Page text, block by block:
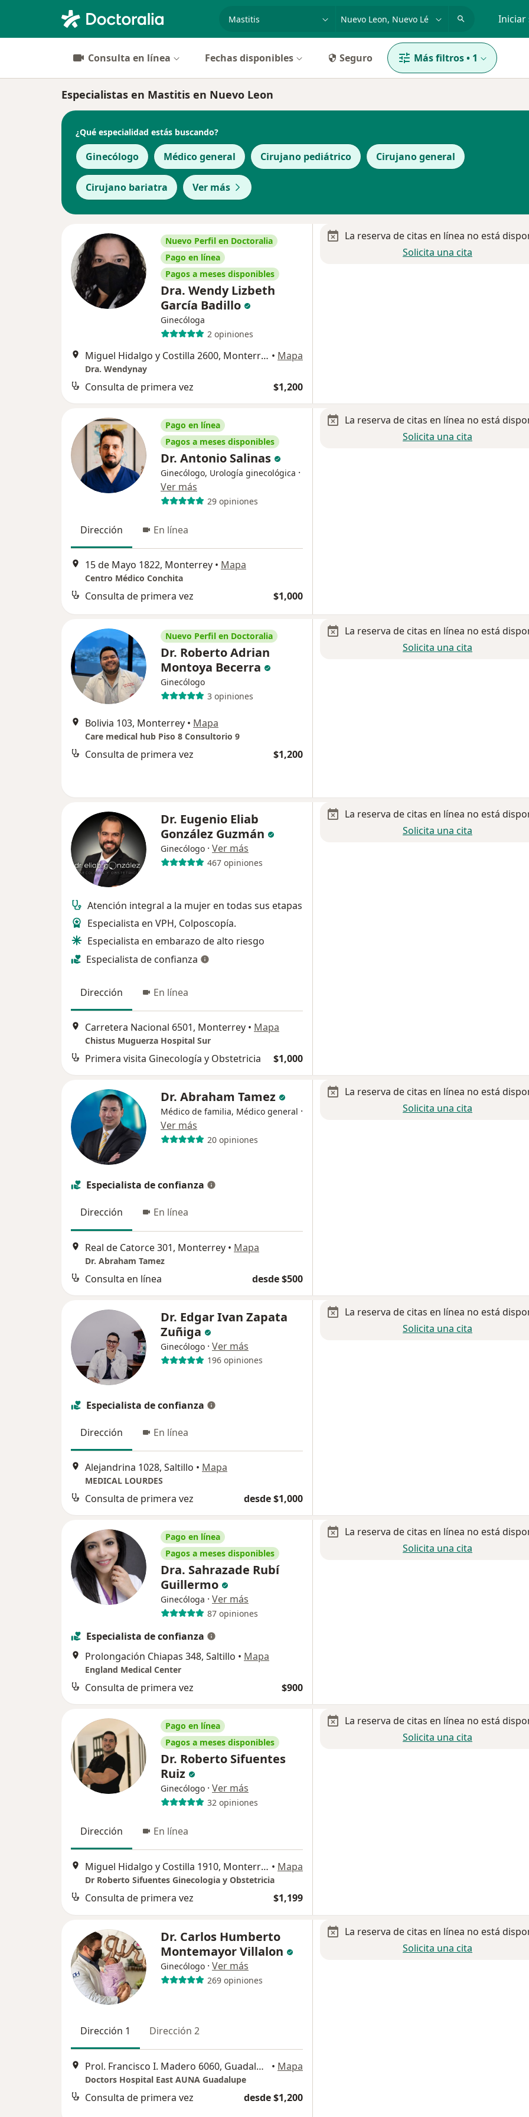
Iniciar
Consulta en línea Fechas disponibles Seguro Más filtros• 1
Especialistas en Mastitis en Nuevo Leon
¿Qué especialidad estás buscando?
Ginecólogo Médico general Cirujano pediátrico Cirujano general
Cirujano bariatra Ver más
Nuevo Perfil en Doctoralia
Pago en línea
Pagos a meses disponibles
Dra. Wendy Lizbeth
García Badillo
Ginecóloga
2 opiniones
Miguel Hidalgo y Costilla 2600, Monterrey • Mapa
Dra. Wendynay
Consulta de primera vez $1,200
La reserva de citas en línea no está
Solicita una cita
Pago en línea
Pagos a meses disponibles
Dr. Antonio Salinas
Ginecólogo, Urología ginecológica ·
Ver más
29 opiniones
Dirección En línea
15 de Mayo 1822, Monterrey • Mapa
Centro Médico Conchita
Consulta de primera vez $1,000
La reserva de citas en línea no está
Solicita una cita
Nuevo Perfil en Doctoralia
Dr. Roberto Adrian
Montoya Becerra
Ginecólogo
3 opiniones
Bolivia 103, Monterrey • Mapa
Care medical hub Piso 8 Consultorio 9
Consulta de primera vez $1,200
La reserva de citas en línea no está
Solicita una cita
Dr. Eugenio Eliab
González Guzmán
Ginecólogo · Ver más
467 opiniones
Atención integral a la mujer en todas sus etapas
Especialista en VPH, Colposcopía.
Especialista en embarazo de alto riesgo
Especialista de confianza
Dirección En línea
Carretera Nacional 6501, Monterrey • Mapa
Chistus Muguerza Hospital Sur
Primera visita Ginecología y Obstetricia $1,000
La reserva de citas en línea no está
Solicita una cita
Dr. Abraham Tamez
Médico de familia, Médico general ·
Ver más
20 opiniones
Especialista de confianza
Dirección En línea
Real de Catorce 301, Monterrey • Mapa
Dr. Abraham Tamez
Consulta en línea desde $500
La reserva de citas en línea no está
Solicita una cita
Dr. Edgar Ivan Zapata
Zuñiga
Ginecólogo · Ver más
196 opiniones
Especialista de confianza
Dirección En línea
Alejandrina 1028, Saltillo • Mapa
MEDICAL LOURDES
Consulta de primera vez desde $1,000
La reserva de citas en línea no está
Solicita una cita
Pago en línea
Pagos a meses disponibles
Dra. Sahrazade Rubí
Guillermo
Ginecóloga · Ver más
87 opiniones
Especialista de confianza
Prolongación Chiapas 348, Saltillo • Mapa
England Medical Center
Consulta de primera vez $900
La reserva de citas en línea no está
Solicita una cita
Pago en línea
Pagos a meses disponibles
Dr. Roberto Sifuentes
Ruiz
Ginecólogo · Ver más
32 opiniones
Dirección En línea
Miguel Hidalgo y Costilla 1910, Monterrey • Mapa
Dr Roberto Sifuentes Ginecologia y Obstetricia
Consulta de primera vez $1,199
La reserva de citas en línea no está
Solicita una cita
Dr. Carlos Humberto
Montemayor Villalon
Ginecólogo · Ver más
269 opiniones
Dirección 1 Dirección 2
Prol. Francisco I. Madero 6060, Guadalupe • Mapa
Doctors Hospital East AUNA Guadalupe
Consulta de primera vez desde $1,200
La reserva de citas en línea no está
Solicita una cita